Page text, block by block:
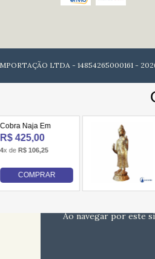
Ao navegar por este
LTDA - 14854265000161 -